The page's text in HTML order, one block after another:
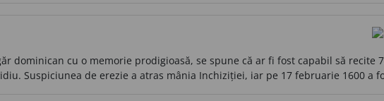
dominican cu o memorie prodigioasă, se spune că ar fi fost capabil să recite
Suspiciunea de erezie a atras mânia Inchiziției, iar pe 17 februarie 1600 a